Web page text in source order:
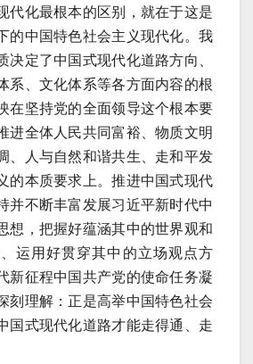
代化最根本的区别，就在于这是
的中国特色社会主义现代化。我
决定了中国式现代化道路方向、
系、文化体系等各方面内容的根
在坚持党的全面领导这个根本要
进全体人民共同富裕、物质文明
、人与自然和谐共生、走和平发
的本质要求上。推进中国式现代
并不断丰富发展习近平新时代中
想，把握好蕴涵其中的世界观和
运用好贯穿其中的立场观点方
新征程中国共产党的使命任务凝
刻理解：正是高举中国特色社会
国式现代化道路才能走得通、走